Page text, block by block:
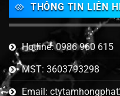
THÔNG TIN LIÊN
Hotline: 0986 960 615
MST: 3603793298
Email: